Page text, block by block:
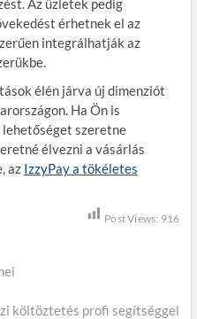
Az üzletek pedig
érhetnek el az
integrálhatják az
élén járva új dimenziót
Ha Ön is
szeretne
élvezni a vásárlás
az IzzyPay a tökéletes
Post Views: 916
költöztetés profi segítséggel